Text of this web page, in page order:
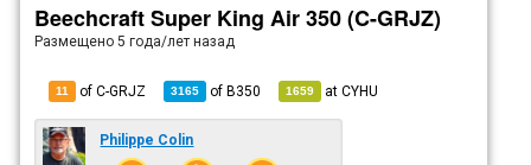
Beechcraft Super King Air 350 (C-GRJZ)
Размещено5 года/лет назад
11 of C-GRJZ 3165 ofB350 1659 atCYHU
Philippe Colin